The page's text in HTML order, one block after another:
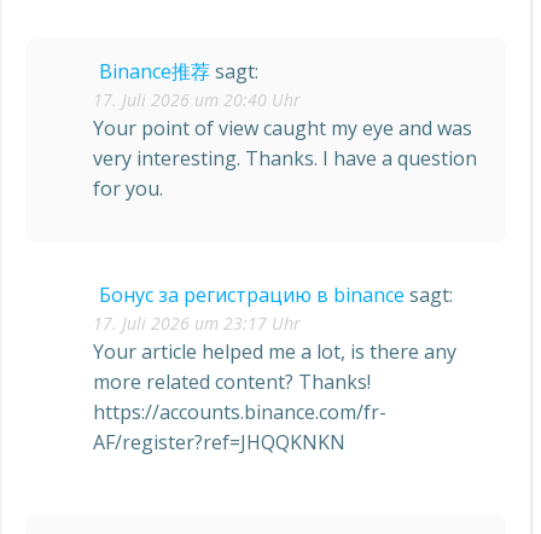
Binance推荐sagt:
17. Juli 2026 um 20:40 Uhr
Your point of view caught my eye and was
very interesting. Thanks. I have a question
for you.
Бонус за регистрацию в binance sagt:
17. Juli 2026 um 23:17 Uhr
Your article helped me a lot, is there any
more related content? Thanks!
https://accounts.binance.com/fr-
AF/register?ref=JHQQKNKN